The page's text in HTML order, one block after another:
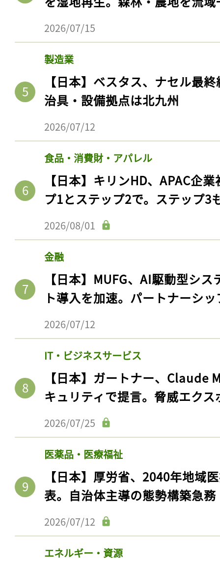
2026/07/15
製造業
【日本】ベスタス、ナセル最
治具・設備拠点は北九州
2026/07/12
食品・消費財・アパレル
【日本】キリンHD、APAC企
プ1とステップ2で。ステップ3
2026/08/01
金融
【日本】MUFG、AI駆動型シ
ト導入を加速。パートナーシ
2026/07/12
IT・ビジネスサービス
【日本】ガートナー、Claude
キュリティで提言。脅威エク
2026/07/25
医薬品・医療福祉
【日本】厚労省、2040年地域
表。自治体主導の態勢構築急務
2026/07/12
エネルギー・資源